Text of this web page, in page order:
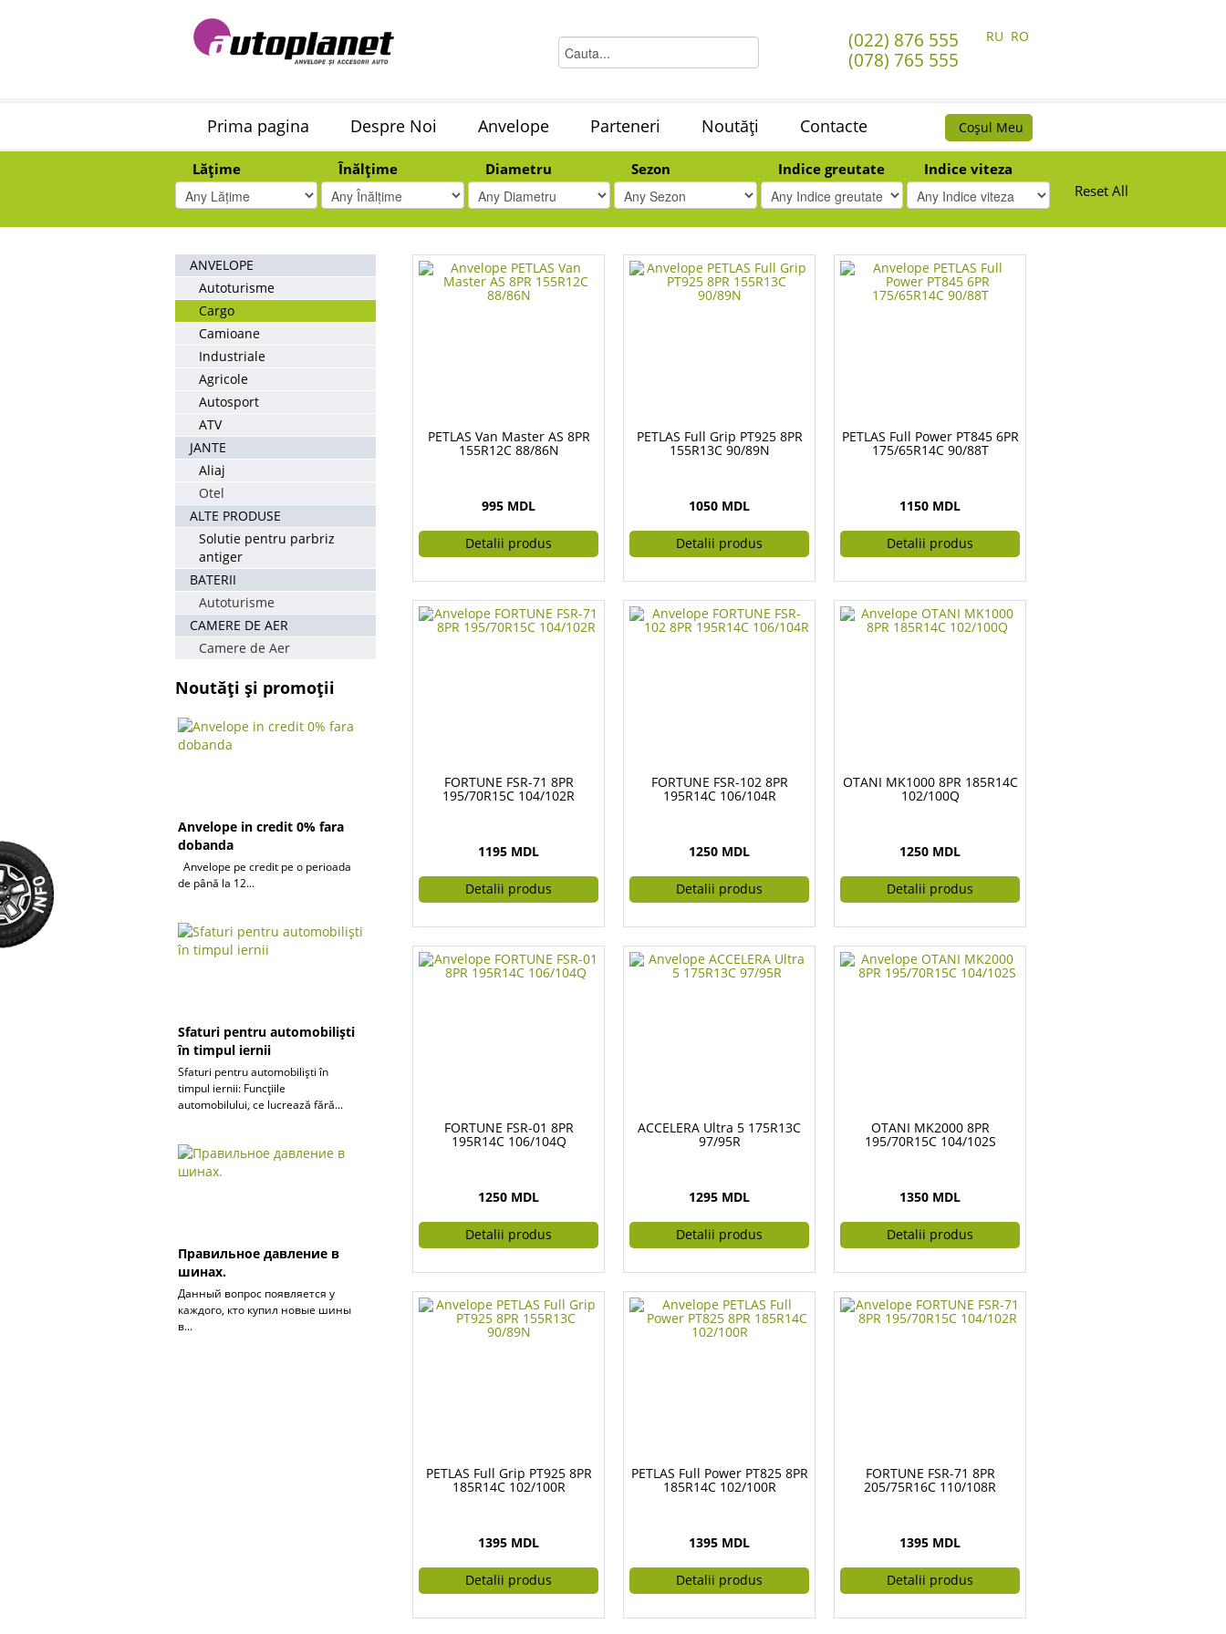
(022) 876 555
(078) 765 555
RU RO
Prima pagina Despre Noi Anvelope Parteneri Noutăți Contacte Coșul Meu
Lățime Înălțime Diametru Sezon Indice greutate
Indice viteza
Reset All
ANVELOPE
Autoturisme
Cargo
Camioane
Industriale
Agricole
Autosport
ATV
JANTE
Aliaj
Otel
ALTE PRODUSE
Solutie pentru parbriz
antiger
BATERII
Autoturisme
CAMERE DE AER
Camere de Aer
Noutăți și promoții
Anvelope in credit 0% fara
dobanda
Anvelope pe credit pe o perioada
de până la 12...
Sfaturi pentru automobiliști
în timpul iernii
Sfaturi pentru automobiliști în
timpul iernii: Funcțiile
automobilului, ce lucrează fără...
Правильное давление в
шинах.
Данный вопрос появляется у
каждого, кто купил новые шины
в...
PETLAS Van Master AS 8PR
155R12C 88/86N
995 MDL
Detalii produs
PETLAS Full Grip PT925 8PR
155R13C 90/89N
1050 MDL
Detalii produs
PETLAS Full Power PT845 6PR
175/65R14C 90/88T
1150 MDL
Detalii produs
FORTUNE FSR-71 8PR
195/70R15C 104/102R
1195 MDL
Detalii produs
FORTUNE FSR-102 8PR
195R14C 106/104R
1250 MDL
Detalii produs
OTANI MK1000 8PR 185R14C
102/100Q
1250 MDL
Detalii produs
FORTUNE FSR-01 8PR
195R14C 106/104Q
1250 MDL
Detalii produs
ACCELERA Ultra 5 175R13C
97/95R
1295 MDL
Detalii produs
OTANI MK2000 8PR
195/70R15C 104/102S
1350 MDL
Detalii produs
PETLAS Full Grip PT925 8PR
185R14C 102/100R
1395 MDL
Detalii produs
PETLAS Full Power PT825 8PR
185R14C 102/100R
1395 MDL
Detalii produs
FORTUNE FSR-71 8PR
205/75R16C 110/108R
1395 MDL
Detalii produs